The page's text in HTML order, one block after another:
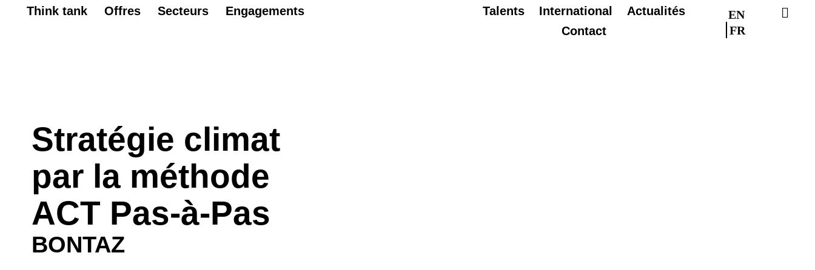
Think tank Offres Secteurs Engagements Talents International
Actualités
Contact
EN
FR
Stratégie climat
par la méthode
ACT Pas-à-Pas
BONTAZ